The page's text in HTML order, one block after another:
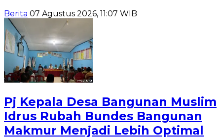
Berita 07 Agustus 2026, 11:07 WIB
Pj Kepala Desa Bangunan Muslim
Idrus Rubah Bundes Bangunan
Makmur Menjadi Lebih Optimal